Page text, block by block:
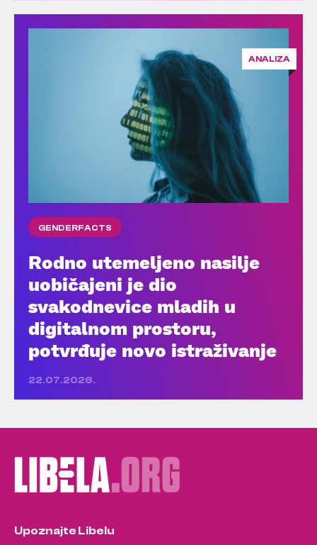
ANALIZA
GENDERFACTS
Rodno utemeljeno nasilje
uobičajeni je dio
svakodnevice mladih u
digitalnom prostoru,
potvrđuje novo istraživanje
22.07.2026.
Upoznajte Libelu